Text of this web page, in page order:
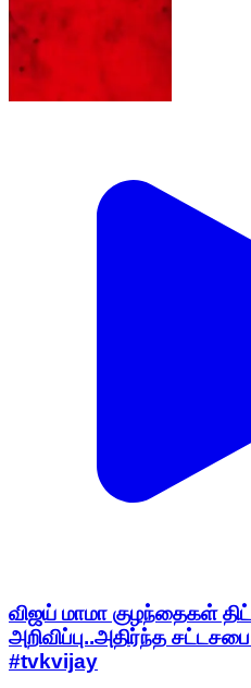
விஜய் மாமா குழந்தைகள்
அறிவிப்பு..அதிர்ந்த
#tvkvijay